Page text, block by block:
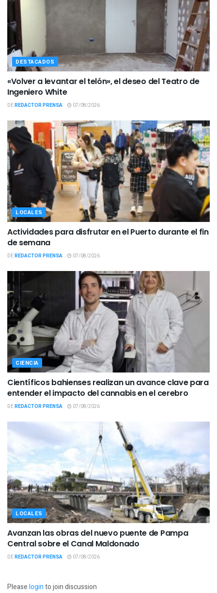
DESTACADOS
«Volver a levantar el telón», el deseo del Teatro de
Ingeniero White
DEREDACTOR PRENSA 07/08/2026
LOCALES
Actividades para disfrutar en el Puerto durante el fin
de semana
DEREDACTOR PRENSA 07/08/2026
CIENCIA
Científicos bahienses realizan un avance clave para
entender el impacto del cannabis en el cerebro
DEREDACTOR PRENSA 07/08/2026
LOCALES
Avanzan las obras del nuevo puente de Pampa
Central sobre el Canal Maldonado
DEREDACTOR PRENSA 07/08/2026
Pleaseloginto join discussion